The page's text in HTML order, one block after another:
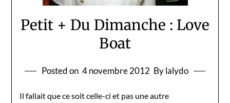
Petit + Du Dimanche : Love
Boat
Posted on 4 novembre 2012 By lalydo
Il fallait que ce soit celle-ci et pas une autre